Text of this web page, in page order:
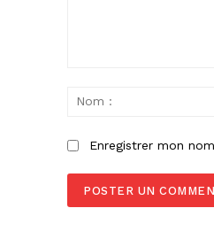
Enregistrer mon